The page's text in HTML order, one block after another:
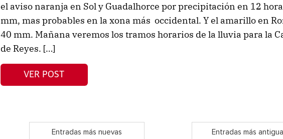
el aviso naranja en Sol y Guadalhorce por precipitación en 12
mm, mas probables en la xona más occidental. Y el amarillo en
40 mm. Mañana veremos los tramos horarios de la lluvia para la
de Reyes. […]
VER POST
Entradas más nuevas Entradas más